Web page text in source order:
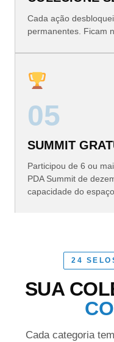
Cada ação
permanentes. Ficam
05
SUMMIT
Participou de 6 ou
PDA Summit de
capacidade do
24
SUA
Cada categoria